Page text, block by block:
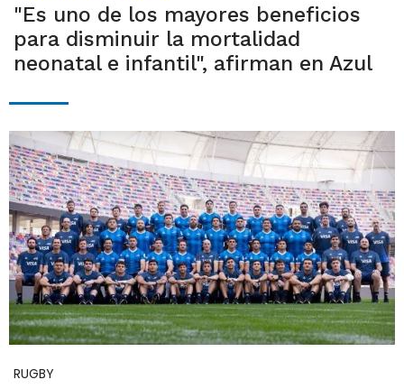
"Es uno de los mayores beneficios
para disminuir la mortalidad
neonatal e infantil", afirman en Azul
RUGBY